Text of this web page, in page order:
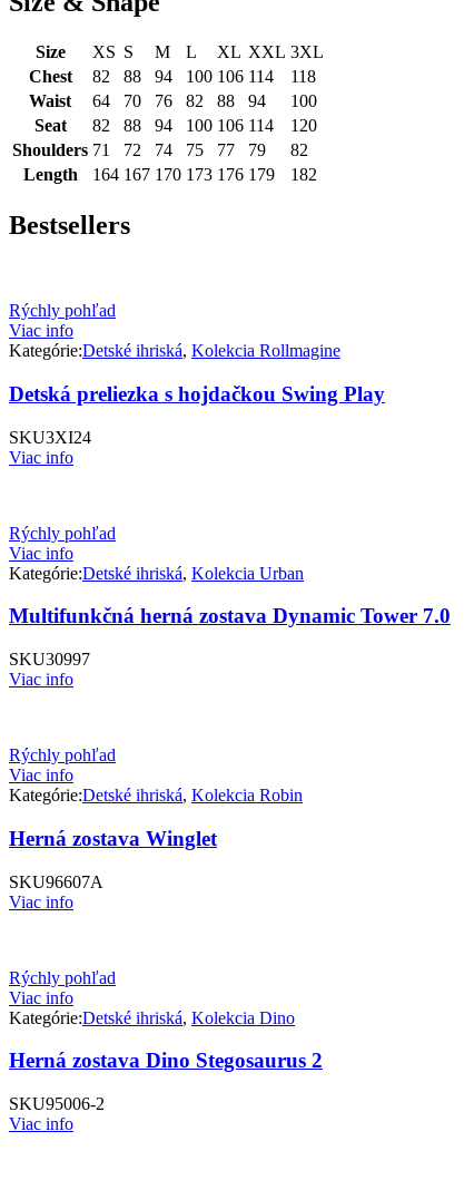
Size XS S M L XL XXL 3XL
Chest
82 88 94 100 106 114
118
Waist
64 70 76 82 88 94
100
Seat
82 88 94 100 106 114
120
Shoulders 71 72 74 75 77 79
82
Length
164 167 170 173 176 179 182
Bestsellers
Rýchly pohľad
Viac info
Kategórie:Detské ihriská, Kolekcia Rollmagine
Detská preliezka s hojdačkou Swing Play
SKU3XI24
Viac info
Rýchly pohľad
Viac info
Kategórie:Detské ihriská, Kolekcia Urban
Multifunkčná herná zostava Dynamic Tower 7.0
SKU30997
Viac info
Rýchly pohľad
Viac info
Kategórie:Detské ihriská, Kolekcia Robin
Herná zostava Winglet
SKU96607A
Viac info
Rýchly pohľad
Viac info
Kategórie:Detské ihriská, Kolekcia Dino
Herná zostava Dino Stegosaurus 2
SKU95006-2
Viac info